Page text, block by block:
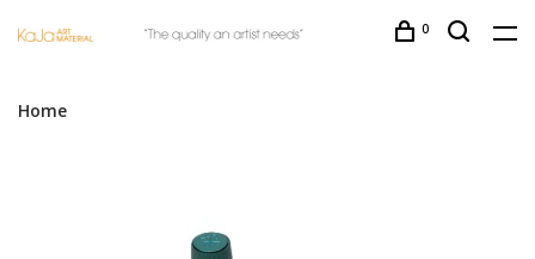
0
Home